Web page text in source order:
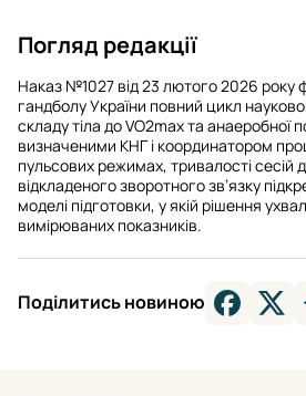
Погляд редакції
Наказ №1027 від 23 лютого 2026 року
гандболу України повний цикл
складу тіла до VO2max та анаеробної
визначеними КНГ і координатором
пульсових режимах, тривалості сесій
відкладеного зворотного зв’язку
моделі підготовки, у якій рішення
вимірюваних показників.
Поділитись новиною